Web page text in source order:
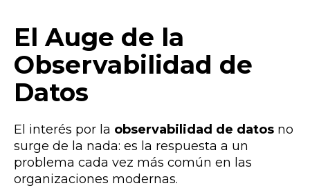
El Auge de la
Observabilidad de
Datos
El interés por la observabilidad de datos no
surge de la nada: es la respuesta a un
problema cada vez más común en las
organizaciones modernas.